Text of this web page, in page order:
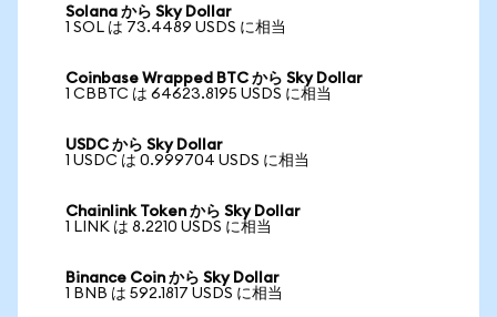
Solana から Sky Dollar
1 SOL は 73.4489 USDS に相当
Coinbase Wrapped BTC から Sky Dollar
1 CBBTC は 64623.8195 USDS に相当
USDC から Sky Dollar
1 USDC は 0.999704 USDS に相当
Chainlink Token から Sky Dollar
1 LINK は 8.2210 USDS に相当
Binance Coin から Sky Dollar
1 BNB は 592.1817 USDS に相当